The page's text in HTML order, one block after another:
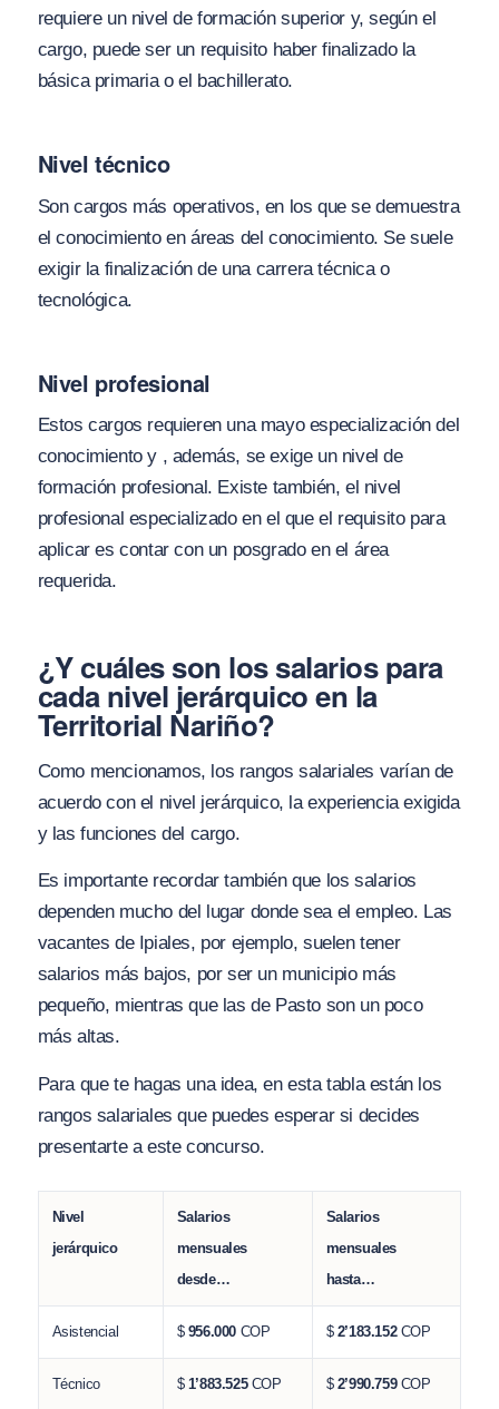
requiere un nivel de formación superior y, según el
cargo, puede ser un requisito haber finalizado la
básica primaria o el bachillerato.
Nivel técnico
Son cargos más operativos, en los que se demuestra
el conocimiento en áreas del conocimiento. Se suele
exigir la finalización de una carrera técnica o
tecnológica.
Nivel profesional
Estos cargos requieren una mayo especialización del
conocimiento y , además, se exige un nivel de
formación profesional. Existe también, el nivel
profesional especializado en el que el requisito para
aplicar es contar con un posgrado en el área
requerida.
¿Y cuáles son los salarios para
cada nivel jerárquico en la
Territorial Nariño?
Como mencionamos, los rangos salariales varían de
acuerdo con el nivel jerárquico, la experiencia exigida
y las funciones del cargo.
Es importante recordar también que los salarios
dependen mucho del lugar donde sea el empleo. Las
vacantes de Ipiales, por ejemplo, suelen tener
salarios más bajos, por ser un municipio más
pequeño, mientras que las de Pasto son un poco
más altas.
Para que te hagas una idea, en esta tabla están los
rangos salariales que puedes esperar si decides
presentarte a este concurso.
Nivel
jerárquico
Salarios
mensuales
desde…
Salarios
mensuales
hasta…
Asistencial $ 956.000 COP $ 2’183.152COP
Técnico $ 1’883.525COP $ 2’990.759COP